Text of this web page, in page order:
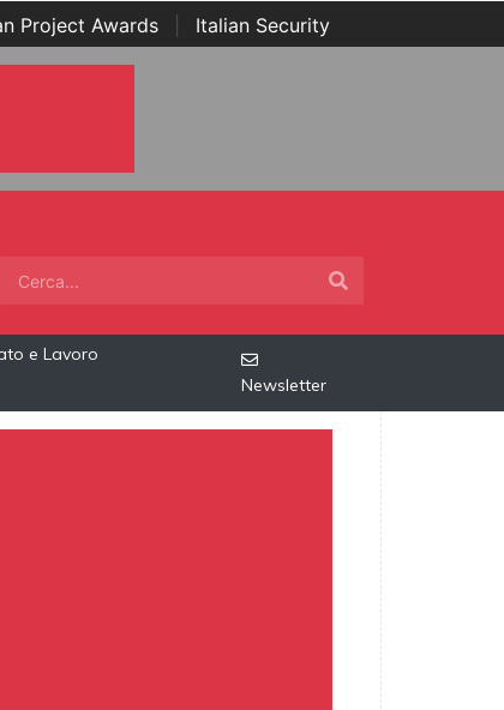
Project Awards
Italian Security
e Lavoro
Newsletter